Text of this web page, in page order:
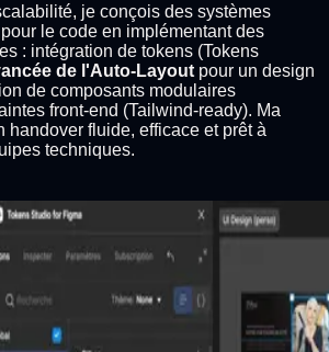
je conçois des systèmes
le code en implémentant des
: intégration de tokens (Tokens
de l'Auto-Layout pour un design
de composants modulaires
front-end (Tailwind-ready). Ma
handover fluide, efficace et prêt à
techniques.